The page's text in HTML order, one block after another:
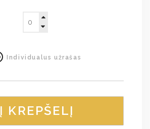
Individualus užrašas
Į KREPŠELĮ